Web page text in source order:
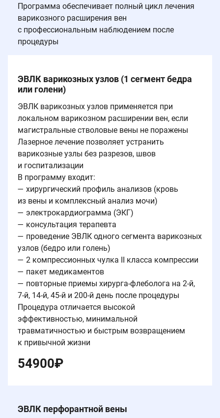
Программа обеспечивает полный цикл лечения
варикозного расширения вен
с профессиональным наблюдением после
процедуры
ЭВЛК варикозных узлов (1 сегмент бедра
или голени)
ЭВЛК варикозных узлов применяется при
локальном варикозном расширении вен, если
магистральные стволовые вены не поражены
Лазерное лечение позволяет устранить
варикозные узлы без разрезов, швов
и госпитализации
В программу входит:
— хирургический профиль анализов (кровь
из вены и комплексный анализ мочи)
— электрокардиограмма (ЭКГ)
— консультация терапевта
— проведение ЭВЛК одного сегмента варикозных
узлов (бедро или голень)
— 2 компрессионных чулка II класса компрессии
— пакет медикаментов
— повторные приемы хирурга-флеболога на 2-й,
7-й, 14-й, 45-й и 200-й день после процедуры
Процедура отличается высокой
эффективностью, минимальной
травматичностью и быстрым возвращением
к привычной жизни
54900₽
ЭВЛК перфорантной вены